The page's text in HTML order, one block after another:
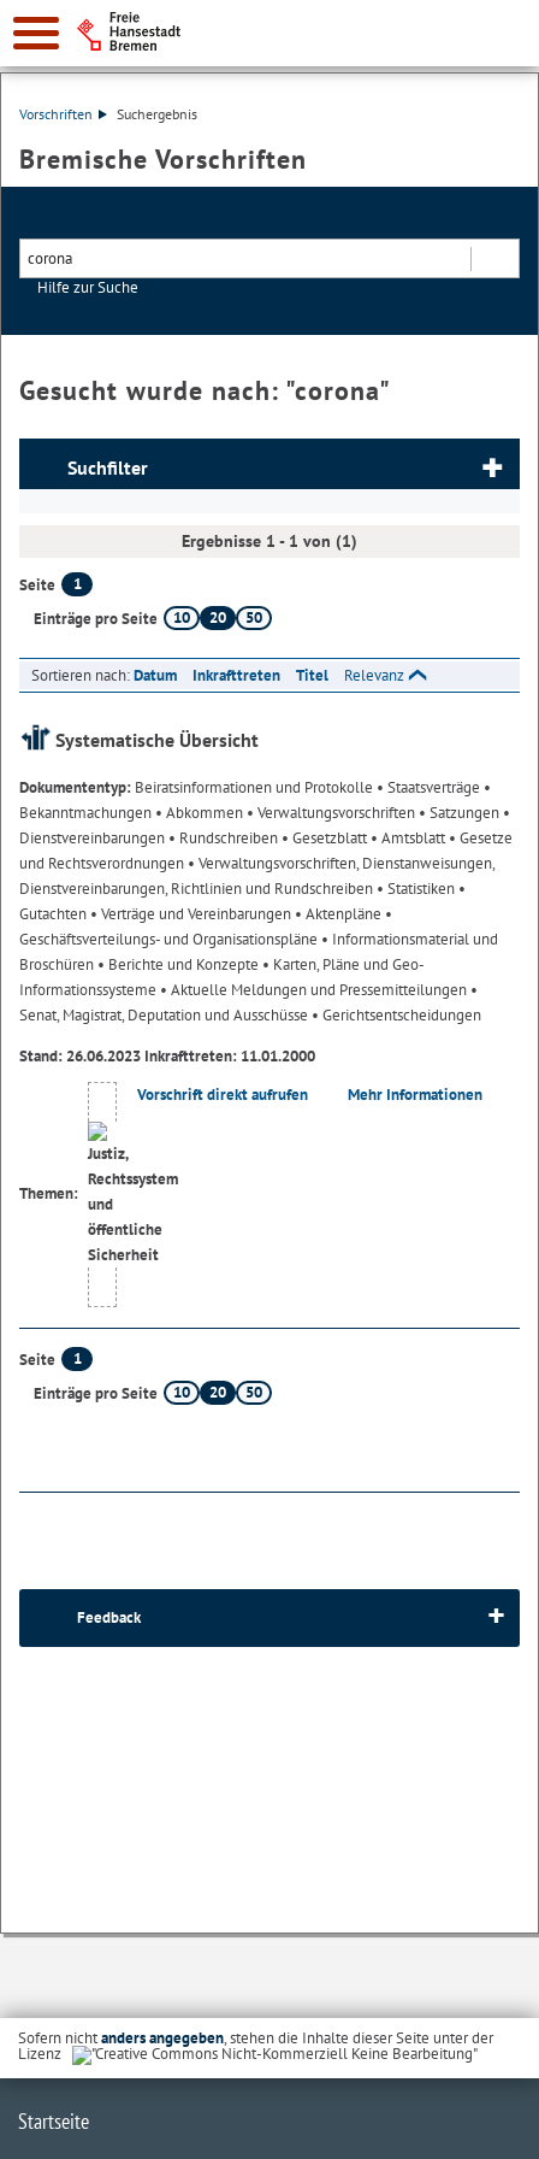
Vorschriften Suchergebnis
Bremische Vorschriften
Hilfe zur Suche
Gesucht wurde nach: "corona"
Suchfilter
Ergebnisse 1 - 1 von (1)
Seite
1
Einträge pro Seite
10 20 50
Sortieren nach:Datum Inkrafttreten Titel Relevanz
Systematische Übersicht
Dokumententyp: Beiratsinformationen und Protokolle • Staatsverträge •
Bekanntmachungen • Abkommen • Verwaltungsvorschriften • Satzungen •
Dienstvereinbarungen • Rundschreiben • Gesetzblatt• Amtsblatt• Gesetze
und Rechtsverordnungen • Verwaltungsvorschriften, Dienstanweisungen,
Dienstvereinbarungen, Richtlinien und Rundschreiben • Statistiken •
Gutachten • Verträge und Vereinbarungen • Aktenpläne •
Geschäftsverteilungs- und Organisationspläne • Informationsmaterial und
Broschüren • Berichte und Konzepte • Karten, Pläne und Geo-
Informationssysteme • Aktuelle Meldungen und Pressemitteilungen •
Senat, Magistrat, Deputation und Ausschüsse • Gerichtsentscheidungen
Stand: 26.06.2023 Inkrafttreten: 11.01.2000
Themen:
Vorschrift direkt aufrufen Mehr Informationen
Seite
1
Einträge pro Seite
10 20 50
Feedback
Sofern nichtanders angegeben, stehen die Inhalte dieser Seite unter der
Lizenz
Startseite